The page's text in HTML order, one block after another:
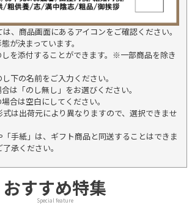
、商品画面にあるアイコンをご確認ください。
が決まっています。
しを添付することができます。※一部商品を除き
下の名前をご入力ください。
は「のし無し」をお選びください。
合は空白にしてください。
は出荷元により異なりますので、選択できませ
「手紙」は、ギフト商品と同送することはできま
承ください。
おすすめ特集
Special feature